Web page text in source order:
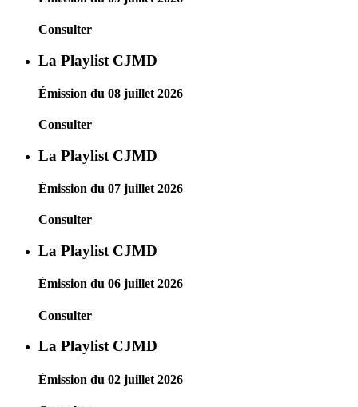
Consulter
La Playlist CJMD
Émission du 08 juillet 2026
Consulter
La Playlist CJMD
Émission du 07 juillet 2026
Consulter
La Playlist CJMD
Émission du 06 juillet 2026
Consulter
La Playlist CJMD
Émission du 02 juillet 2026